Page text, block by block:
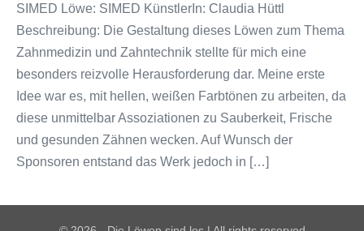
SIMED Löwe: SIMED KünstlerIn: Claudia Hüttl
Beschreibung: Die Gestaltung dieses Löwen zum Thema
Zahnmedizin und Zahntechnik stellte für mich eine
besonders reizvolle Herausforderung dar. Meine erste
Idee war es, mit hellen, weißen Farbtönen zu arbeiten, da
diese unmittelbar Assoziationen zu Sauberkeit, Frische
und gesunden Zähnen wecken. Auf Wunsch der
Sponsoren entstand das Werk jedoch in […]